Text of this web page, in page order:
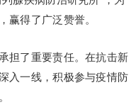
赢得了广泛赞誉。
担了重要责任。在抗击新
入一线，积极参与疫情防